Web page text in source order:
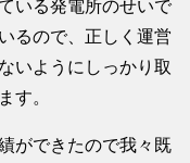
いる発電所のせいで
るので、正しく運営
いようにしっかり取
す。
ができたので我々既